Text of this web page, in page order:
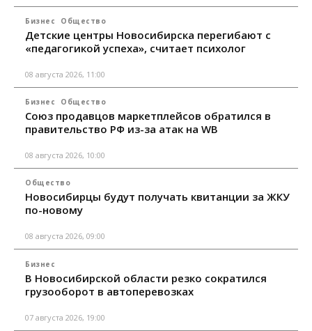
Бизнес Общество
Детские центры Новосибирска перегибают с
«педагогикой успеха», считает психолог
08 августа 2026, 11:00
Бизнес Общество
Союз продавцов маркетплейсов обратился в
правительство РФ из-за атак на WB
08 августа 2026, 10:00
Общество
Новосибирцы будут получать квитанции за ЖКУ
по-новому
08 августа 2026, 09:00
Бизнес
В Новосибирской области резко сократился
грузооборот в автоперевозках
07 августа 2026, 19:00